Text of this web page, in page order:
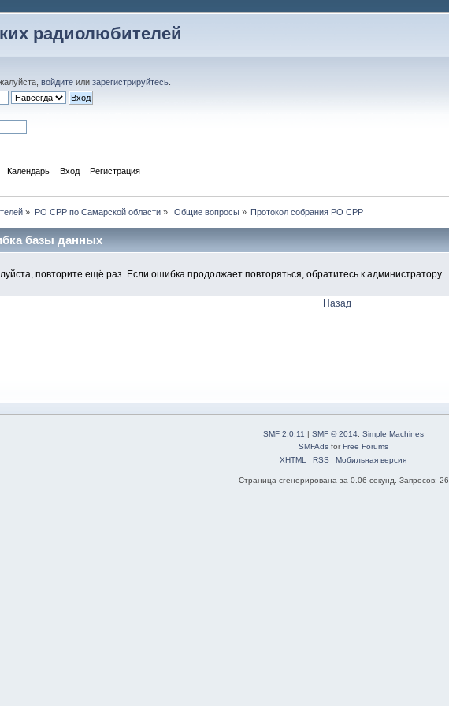
радиолюбителей
войдите илизарегистрируйтесь
Календарь Вход Регистрация
» РО СРР по Самарской области» Общие вопросы » Протокол собрания РО СРР
базы данных
повторите ещё раз. Если ошибка продолжает повторяться, обратитесь к администратору.
Назад
SMF 2.0.11 | SMF © 2014, Simple Machines
SMFAdsforFree Forums
XHTML
RSS Мобильная версия
Страница сгенерирована за 0.06 секунд. Запросов: 26.